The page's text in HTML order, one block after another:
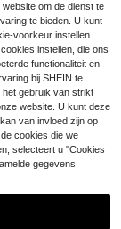
om de dienst te
te bieden. U kunt
voorkeur instellen.
instellen, die ons
functionaliteit en
bij SHEIN te
het gebruik van strikt
website. U kunt deze
van invloed zijn op
cookies die we
selecteert u "Cookies
gegevens